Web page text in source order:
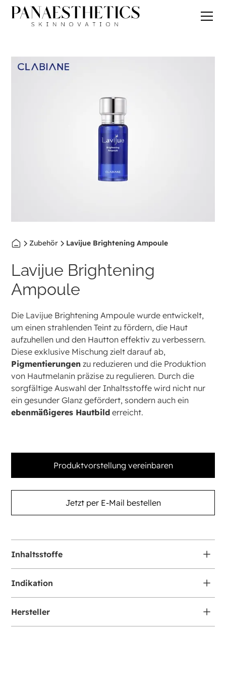
Zubehör Lavijue Brightening Ampoule
Lavijue Brightening
Ampoule
Die Lavijue Brightening Ampoule wurde entwickelt,
um einen strahlenden Teint zu fördern, die Haut
aufzuhellen und den Hautton effektiv zu verbessern.
Diese exklusive Mischung zielt darauf ab,
Pigmentierungen zu reduzieren und die Produktion
von Hautmelanin präzise zu regulieren. Durch die
sorgfältige Auswahl der Inhaltsstoffe wird nicht nur
ein gesunder Glanz gefördert, sondern auch ein
ebenmäßigeres Hautbild erreicht.
Produktvorstellung vereinbaren
Jetzt per E-Mail bestellen
Inhaltsstoffe
Indikation
Hersteller